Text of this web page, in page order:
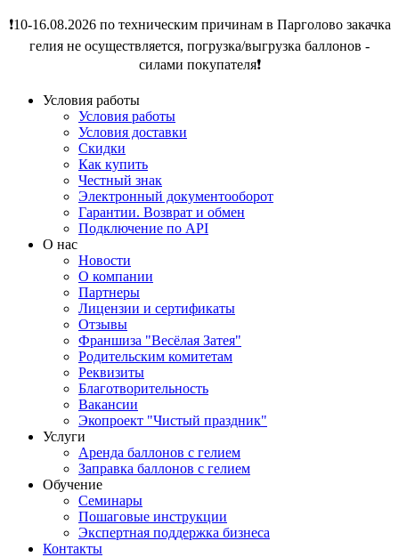
❗️10-16.08.2026 по техническим причинам в Парголово закачка
гелия не осуществляется, погрузка/выгрузка баллонов -
силами покупателя❗️
Условия работы
Условия работы
Условия доставки
Скидки
Как купить
Честный знак
Электронный документооборот
Гарантии. Возврат и обмен
Подключение по API
О нас
Новости
О компании
Партнеры
Лицензии и сертификаты
Отзывы
Франшиза "Весёлая Затея"
Родительским комитетам
Реквизиты
Благотворительность
Вакансии
Экопроект "Чистый праздник"
Услуги
Аренда баллонов с гелием
Заправка баллонов с гелием
Обучение
Семинары
Пошаговые инструкции
Экспертная поддержка бизнеса
Контакты